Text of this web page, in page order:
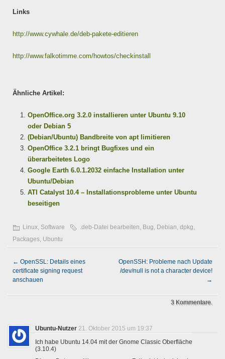
Links
http://www.cywhale.de/deb-pakete-editieren
http://www.falkotimme.com/howtos/checkinstall
Ähnliche Artikel:
OpenOffice.org 3.2.0 installieren unter Ubuntu 9.10
oder Debian 5
(Debian/Ubuntu) Bandbreite von apt limitieren
OpenOffice 3.2.1 bringt Bugfixes und ein
überarbeitetes Logo
Google Earth 6.0.1.2032 einfache Installation unter
Ubuntu/Debian
ATI Catalyst 10.4 – Installationsprobleme unter Ubuntu
beseitigen
Linux Software .deb-Datei bearbeiten Bug Debian dpkg
Packages Ubuntu
← OpenSSL: Details eines
certificate signing request
anschauen
OpenSSH: Probleme nach Update
/dev/null is not a character device!
→
3 Kommentare.
Ubuntu-Nutzer 21. Oktober 2015 um 19:37
Ich habe Ubuntu 14.04 mit der Gnome Classic Oberfläche
(3.10.4)